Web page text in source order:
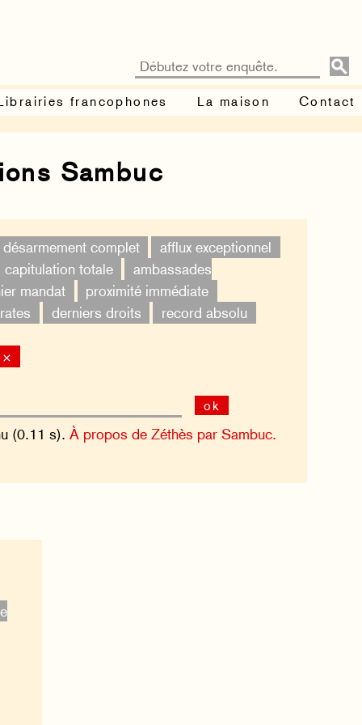
francophones La maison Contact
Sambuc
désarmement complet
afflux exceptionnel
capitulation totale
ambassades
mandat
proximité immédiate
derniers droits
record absolu
×
ok
(0.11 s). À propos de Zéthès par Sambuc.